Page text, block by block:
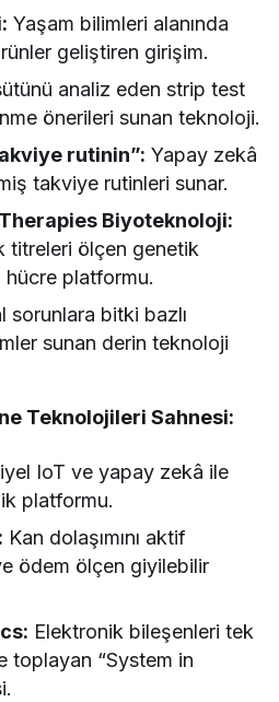
Yaşam bilimleri alanında
geliştiren girişim.
analiz eden strip test
önerileri sunan teknoloji.
rutinin”: Yapay zekâ
takviye rutinleri sunar.
Biyoteknoloji:
titreleri ölçen genetik
hücre platformu.
sorunlara bitki bazlı
sunan derin teknoloji
Teknolojileri Sahnesi:
IoT ve yapay zekâ ile
platformu.
Kan dolaşımını aktif
ödem ölçen giyilebilir
Elektronik bileşenleri tek
toplayan “System in